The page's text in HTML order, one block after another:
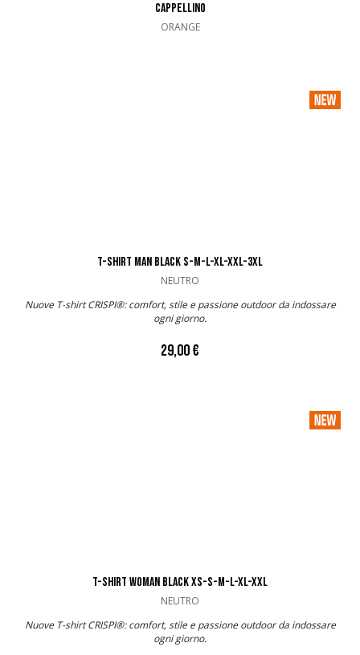
CAPPELLINO
ORANGE
T-SHIRT MAN BLACK S-M-L-XL-XXL-3XL
NEUTRO
Nuove T-shirt CRISPI®: comfort, stile e passione outdoor da indossare
ogni giorno.
29,00 €
T-SHIRT WOMAN BLACK XS-S-M-L-XL-XXL
NEUTRO
Nuove T-shirt CRISPI®: comfort, stile e passione outdoor da indossare
ogni giorno.